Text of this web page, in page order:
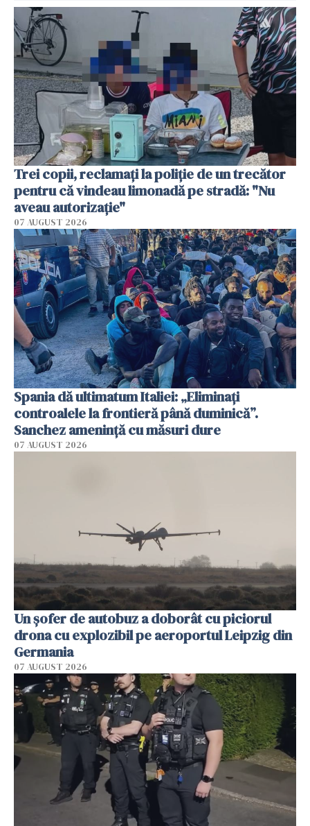
Trei copii, reclamați la poliție de un trecător
pentru că vindeau limonadă pe stradă: "Nu
aveau autorizație"
07 AUGUST 2026
Spania dă ultimatum Italiei: „Eliminați
controalele la frontieră până duminică”.
Sanchez amenință cu măsuri dure
07 AUGUST 2026
Un șofer de autobuz a doborât cu piciorul
drona cu explozibil pe aeroportul Leipzig din
Germania
07 AUGUST 2026